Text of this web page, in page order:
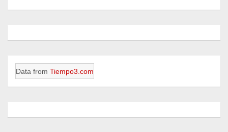
Data from Tiempo3.com